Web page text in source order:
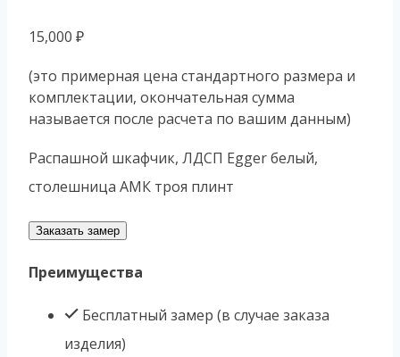
15,000 ₽
(это примерная цена стандартного размера и
комплектации, окончательная сумма
называется после расчета по вашим данным)
Распашной шкафчик, ЛДСП Egger белый,
столешница АМК троя плинт
Заказать замер
Преимущества
Бесплатный замер (в случае заказа
изделия)